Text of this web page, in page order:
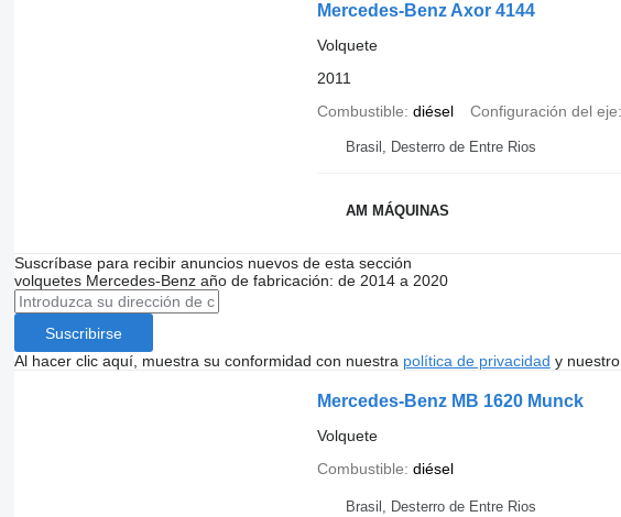
Mercedes-Benz Axor 4144
Volquete
2011
Combustible diésel Configuración del eje
Brasil, Desterro de Entre Rios
AM MÁQUINAS
Suscríbase para recibir anuncios nuevos de esta sección
volquetes Mercedes-Benz año de fabricación: de 2014 a 2020
Suscribirse
Al hacer clic aquí, muestra su conformidad con nuestra política de privacidad y nuestro
Mercedes-Benz MB 1620 Munck
Volquete
Combustible diésel
Brasil, Desterro de Entre Rios